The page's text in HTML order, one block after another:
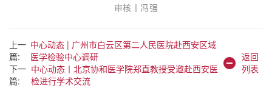
审核丨冯强
上一
篇:
中心动态 | 广州市白云区第二人民医院赴西安区域
医学检验中心调研
下一
篇:
中心动态丨北京协和医学院郑直教授受邀赴西安医
检进行学术交流
返回
列表